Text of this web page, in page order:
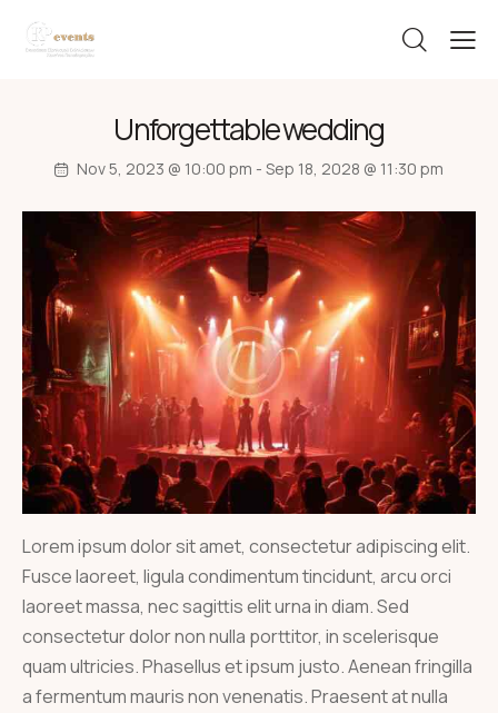
Unforgettable wedding
Nov 5, 2023 @ 10:00 pm - Sep 18, 2028 @ 11:30 pm
Lorem ipsum dolor sit amet, consectetur adipiscing elit.
Fusce laoreet, ligula condimentum tincidunt, arcu orci
laoreet massa, nec sagittis elit urna in diam. Sed
consectetur dolor non nulla porttitor, in scelerisque
quam ultricies. Phasellus et ipsum justo. Aenean fringilla
a fermentum mauris non venenatis. Praesent at nulla